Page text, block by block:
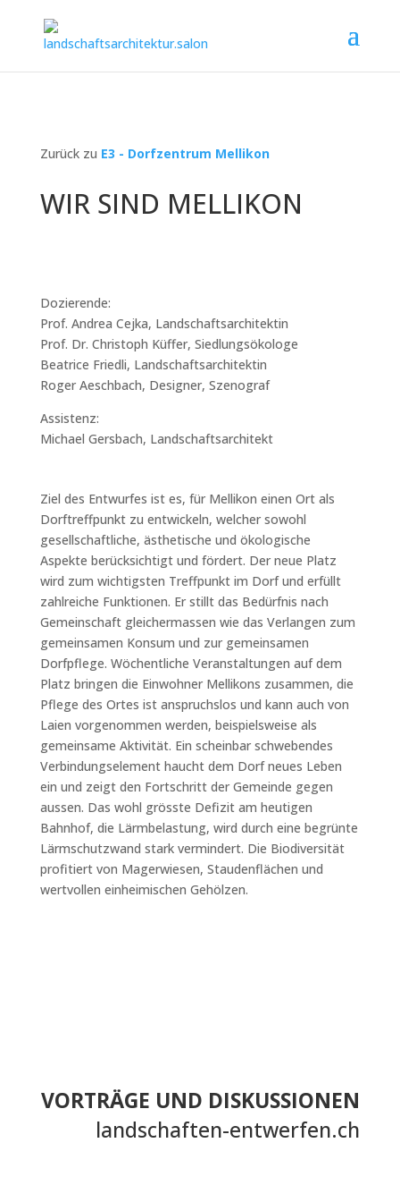
Zurück zu E3 - Dorfzentrum Mellikon
WIR SIND MELLIKON
Dozierende:
Prof. Andrea Cejka, Landschaftsarchitektin
Prof. Dr. Christoph Küffer, Siedlungsökologe
Beatrice Friedli, Landschaftsarchitektin
Roger Aeschbach, Designer, Szenograf
Assistenz:
Michael Gersbach, Landschaftsarchitekt
Ziel des Entwurfes ist es, für Mellikon einen Ort als
Dorftreffpunkt zu entwickeln, welcher sowohl
gesellschaftliche, ästhetische und ökologische
Aspekte berücksichtigt und fördert. Der neue Platz
wird zum wichtigsten Treffpunkt im Dorf und erfüllt
zahlreiche Funktionen. Er stillt das Bedürfnis nach
Gemeinschaft gleichermassen wie das Verlangen zum
gemeinsamen Konsum und zur gemeinsamen
Dorfpflege. Wöchentliche Veranstaltungen auf dem
Platz bringen die Einwohner Mellikons zusammen, die
Pflege des Ortes ist anspruchslos und kann auch von
Laien vorgenommen werden, beispielsweise als
gemeinsame Aktivität. Ein scheinbar schwebendes
Verbindungselement haucht dem Dorf neues Leben
ein und zeigt den Fortschritt der Gemeinde gegen
aussen. Das wohl grösste Defizit am heutigen
Bahnhof, die Lärmbelastung, wird durch eine begrünte
Lärmschutzwand stark vermindert. Die Biodiversität
profitiert von Magerwiesen, Staudenflächen und
wertvollen einheimischen Gehölzen.
VORTRÄGE UND DISKUSSIONEN
landschaften-entwerfen.ch